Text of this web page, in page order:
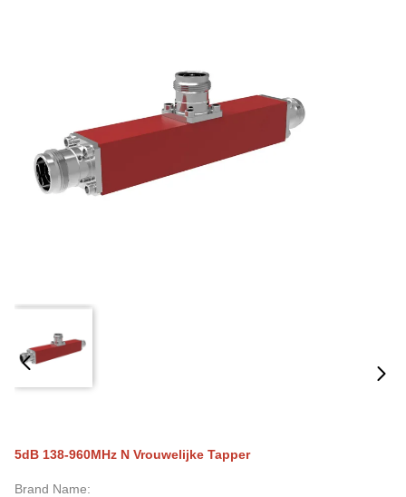
5dB 138-960MHz N Vrouwelijke Tapper
Brand Name: